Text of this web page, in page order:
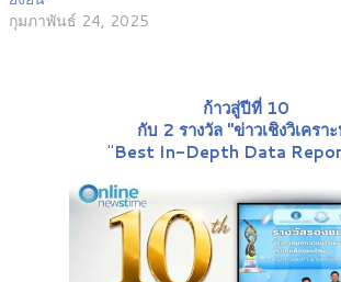
กุมภาพันธ์ 24, 2025
ก้าวสู่ปีที่ 10
กับ 2 รางวัล "ข่าวเชิงวิเครา
"Best In-Depth Data